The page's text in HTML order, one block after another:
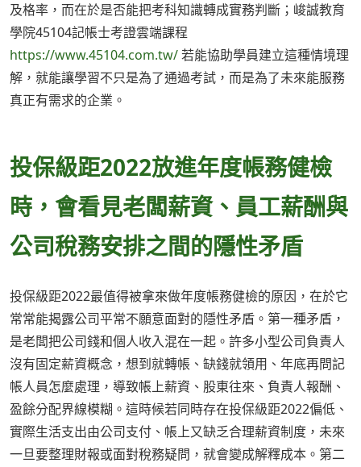
及格率，而在於是否能把考科知識轉成實務判斷；峻誠教育
學院45104記帳士考證雲端課程
https://www.45104.com.tw/若能協助學員建立這種情境理
解，就能讓學習不只是為了通過考試，而是為了未來能服務
真正有需求的企業。
投保級距2022放進年度帳務健檢
時，會看見老闆薪資、員工薪酬與
公司稅務安排之間的隱性矛盾
投保級距2022最值得被拿來做年度帳務健檢的原因，在於它
常常能揭露公司平常不願意面對的隱性矛盾。第一種矛盾，
是老闆把公司錢和個人收入混在一起。許多小型公司負責人
沒有固定薪資概念，想到就轉帳、缺錢就領用、年底再問記
帳人員怎麼處理，導致帳上薪資、股東往來、負責人報酬、
盈餘分配界線模糊。這時候若同時存在投保級距2022偏低、
實際生活支出由公司支付、帳上又缺乏合理薪資制度，未來
一旦要整理財報或面對稅務疑問，就會變成解釋成本。第二